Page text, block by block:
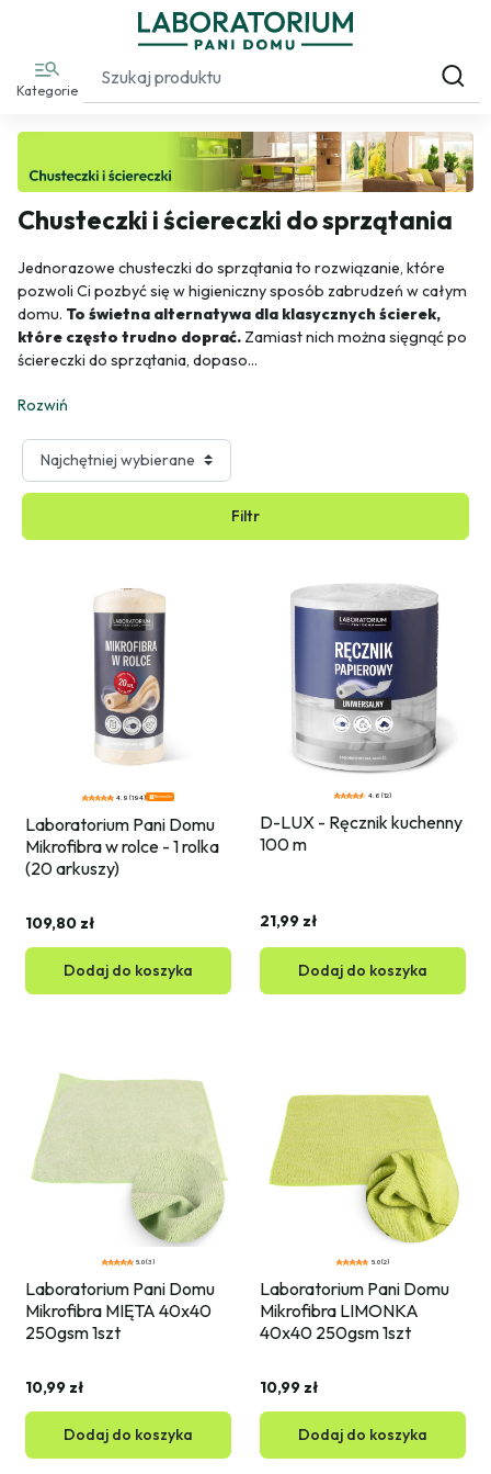
Kategorie
Chusteczki i ściereczki do sprzątania
Jednorazowe chusteczki do sprzątania to rozwiązanie, które
pozwoli Ci pozbyć się w higieniczny sposób zabrudzeń w całym
domu. To świetna alternatywa dla klasycznych ścierek,
które często trudno doprać. Zamiast nich można sięgnąć po
ściereczki do sprzątania, dopaso...
Rozwiń
Filtr
4.9 (194) Bestseller
Laboratorium Pani Domu
Mikrofibra w rolce - 1 rolka
(20 arkuszy)
109,80 zł
Dodaj do koszyka
4.6 (12)
D-LUX - Ręcznik kuchenny
100 m
21,99 zł
Dodaj do koszyka
5.0 (3)
Laboratorium Pani Domu
Mikrofibra MIĘTA 40x40
250gsm 1szt
10,99 zł
Dodaj do koszyka
5.0 (2)
Laboratorium Pani Domu
Mikrofibra LIMONKA
40x40 250gsm 1szt
10,99 zł
Dodaj do koszyka